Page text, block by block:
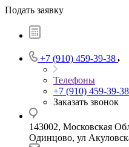
Подать заявку
+7 (910) 459-39-38
Телефоны
+7 (910) 459-39-38
Заказать звонок
143002, Московская
Одинцово, ул